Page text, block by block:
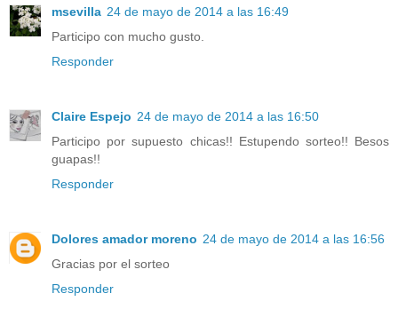
msevilla 24 de mayo de 2014 a las 16:49
Participo con mucho gusto.
Responder
Claire Espejo 24 de mayo de 2014 a las 16:50
Participo por supuesto chicas!! Estupendo sorteo!! Besos
guapas!!
Responder
Dolores amador moreno 24 de mayo de 2014 a las 16:56
Gracias por el sorteo
Responder